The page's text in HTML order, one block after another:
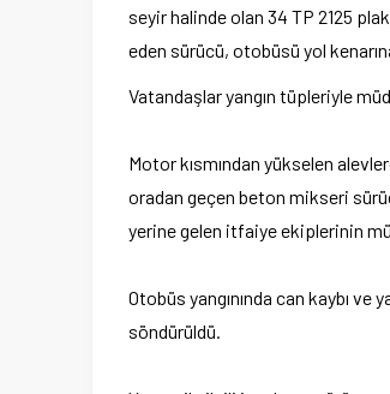
seyir halinde olan 34 TP 2125
eden sürücü, otobüsü yol
Vatandaşlar yangın tüpleriyle
Motor kısmından yükselen
oradan geçen beton mikseri
yerine gelen itfaiye ekiplerinin
Otobüs yangınında can kaybı
söndürüldü.